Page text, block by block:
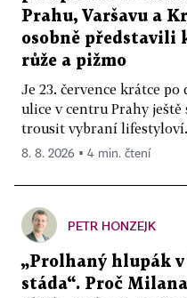
Prahu, Varšavu a
osobně představili
růže a pižmo
Je 23. července krátce
ulice v centru Prahy ještě
trousit vybraní
8. 8. 2026 ▪ 4 min. čtení
PETR HONZEJK
„Prolhaný hlupák
stáda“. Proč